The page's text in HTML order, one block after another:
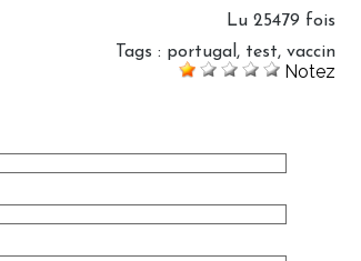
Lu 25479 fois
Tags : portugal , test, vaccin
Notez